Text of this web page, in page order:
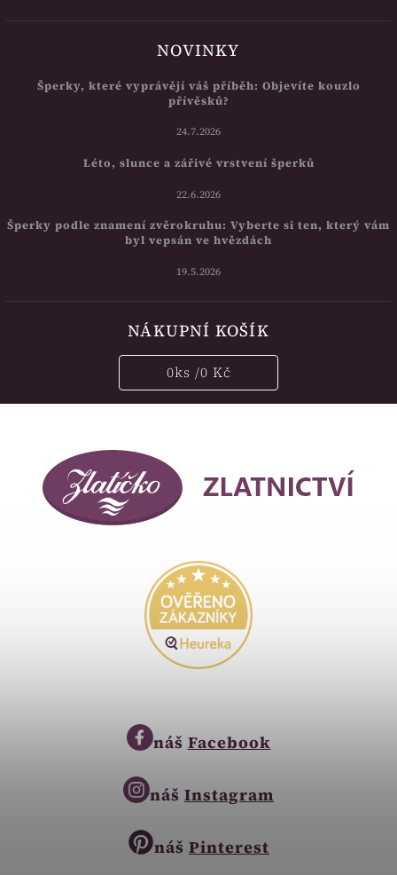
NOVINKY
Šperky, které vyprávějí váš příběh: Objevíte kouzlo
přívěsků?
24.7.2026
Léto, slunce a zářivé vrstvení šperků
22.6.2026
Šperky podle znamení zvěrokruhu: Vyberte si ten, který vám
byl vepsán ve hvězdách
19.5.2026
NÁKUPNÍ KOŠÍK
0ks /0 Kč
náš Facebook
náš Instagram
náš Pinterest